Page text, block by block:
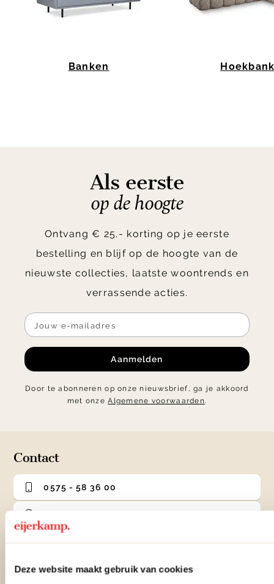
Deze website maakt gebruik van cookies
Banken
Als eerste
op de hoogte
Ontvang € 25.- korting op je eerste
bestelling en blijf op de hoogte van de
nieuwste collecties, laatste woontrends en
verrassende acties.
Aanmelden
Door te abonneren op onze nieuwsbrief, ga je akkoord
met onzeAlgemene voorwaarden.
Contact
0575 - 58 36 00